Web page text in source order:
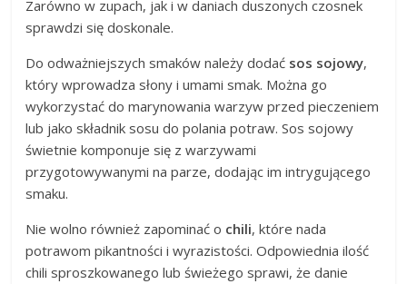
Zarówno w zupach, jak i w daniach duszonych czosnek
sprawdzi się doskonale.
Do odważniejszych smaków należy dodać sos sojowy,
który wprowadza słony i umami smak. Można go
wykorzystać do marynowania warzyw przed pieczeniem
lub jako składnik sosu do polania potraw. Sos sojowy
świetnie komponuje się z warzywami
przygotowywanymi na parze, dodając im intrygującego
smaku.
Nie wolno również zapominać o chili, które nada
potrawom pikantności i wyrazistości. Odpowiednia ilość
chili sproszkowanego lub świeżego sprawi, że danie